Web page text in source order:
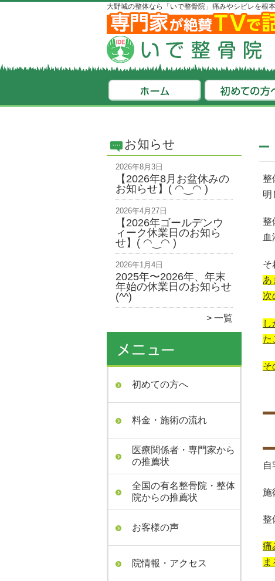
大野城の整体なら「いで整骨院」痛みやシビレを根本
お知らせ
2026年8月3日
【2026年8月お盆休みの
お知らせ】( ◠‿◠ )
2026年4月27日
【2026年ゴールデンウ
ィーク休業日のお知ら
せ】( ◠‿◠ )
2026年1月4日
2025年〜2026年、年末
年始の休業日のお知らせ
(^^)
一覧
初めての方へ
料金・施術の流れ
医療関係者・専門家から
の推薦状
全国の有名整骨院・整体
院からの推薦状
お客様の声
院情報・アクセス
整
明
整
血
そ
あ
次
た
そ
自
施
整
痛
ま